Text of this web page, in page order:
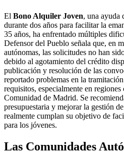
El Bono Alquiler Joven, una ayuda
durante dos años para facilitar la
35 años, ha enfrentado múltiples
Defensor del Pueblo señala que, en
autónomas, las solicitudes no han
debido al agotamiento del crédito
publicación y resolución de las
reportado problemas en la
requisitos, especialmente en
Comunidad de Madrid. Se
presupuestaria y mejorar la gestión
realmente cumplan su objetivo de
para los jóvenes.
Las Comunidades